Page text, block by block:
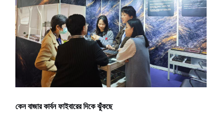
কেন বাজার কার্বন ফাইবারের দিকে ঝুঁকছে